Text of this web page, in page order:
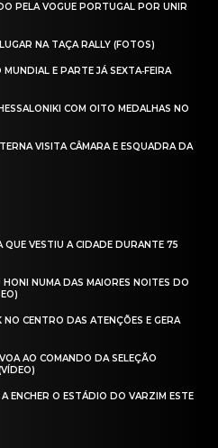
PELA VOGUE PORTUGAL POR UNIR
NA TAÇA RALLY (FOTOS)
E PARTE JÁ SEXTA‑FEIRA
COM OITO MEDALHAS NO
VISITA CÂMARA E ESQUADRA DA
QUE VESTIU A CIDADE DURANTE 75
HONI NUMA DAS MAIORES NOITES DO
CENTRO DAS ATENÇÕES E GERA
AO COMANDO DA SELEÇÃO
ENCHER O ESTÁDIO DO VARZIM ESTE